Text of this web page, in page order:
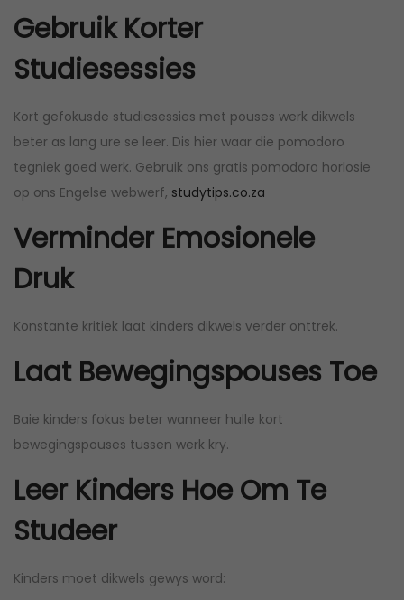
Gebruik Korter
Studiesessies
Kort gefokusde studiesessies met pouses werk dikwels
beter as lang ure se leer. Dis hier waar die pomodoro
tegniek goed werk. Gebruik ons gratis pomodoro horlosie
op ons Engelse webwerf, studytips.co.za
Verminder Emosionele
Druk
Konstante kritiek laat kinders dikwels verder onttrek.
Laat Bewegingspouses Toe
Baie kinders fokus beter wanneer hulle kort
bewegingspouses tussen werk kry.
Leer Kinders Hoe Om Te
Studeer
Kinders moet dikwels gewys word: